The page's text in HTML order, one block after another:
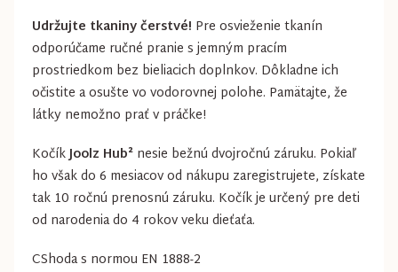
Udržujte tkaniny čerstvé! Pre osvieženie tkanín
odporúčame ručné pranie s jemným pracím
prostriedkom bez bieliacich doplnkov. Dôkladne ich
očistite a osušte vo vodorovnej polohe. Pamätajte, že
látky nemožno prať v práčke!
KočíkJoolz Hub² nesie bežnú dvojročnú záruku. Pokiaľ
ho však do 6 mesiacov od nákupu zaregistrujete, získate
tak 10 ročnú prenosnú záruku. Kočík je určený pre deti
od narodenia do 4 rokov veku dieťaťa.
CShoda s normou EN 1888-2